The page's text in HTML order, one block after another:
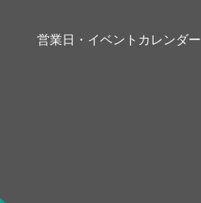
営業日・イベントカレンダー